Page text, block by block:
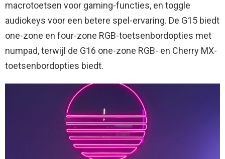
macrotoetsen voor gaming-functies, en toggle
audiokeys voor een betere spel-ervaring. De G15 biedt
one-zone en four-zone RGB-toetsenbordopties met
numpad, terwijl de G16 one-zone RGB- en Cherry MX-
toetsenbordopties biedt.